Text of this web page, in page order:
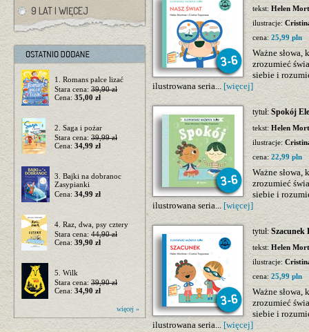
9 LAT I WIĘCEJ
1. Romans palce lizać
Stara cena: 39,90 zł
Cena: 35,00 zł
2. Saga i pożar
Stara cena: 39,99 zł
Cena: 34,99 zł
3. Bajki na dobranoc
Zasypianki
Cena: 34,99 zł
4. Raz, dwa, psy cztery
Stara cena: 44,90 zł
Cena: 39,90 zł
5. Wilk
Stara cena: 39,90 zł
Cena: 34,90 zł
więcej »
tekst: Helen
ilustracje:
cena: 25,99 pln
Ważne
zrozumieć
siebie i
ilustrowana seria... [więcej]
tytuł: Spokój
tekst: Helen
ilustracje:
cena: 22,99 pln
Ważne
zrozumieć
siebie i
ilustrowana seria... [więcej]
tytuł: Szacunek
tekst: Helen
ilustracje:
cena: 25,99 pln
Ważne
zrozumieć
siebie i
ilustrowana seria... [więcej]